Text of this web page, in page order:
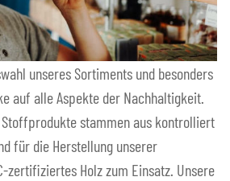
unseres Sortiments und besonders
auf alle Aspekte der Nachhaltigkeit.
stammen aus kontrolliert
für die Herstellung unserer
zertifiziertes Holz zum Einsatz. Unsere